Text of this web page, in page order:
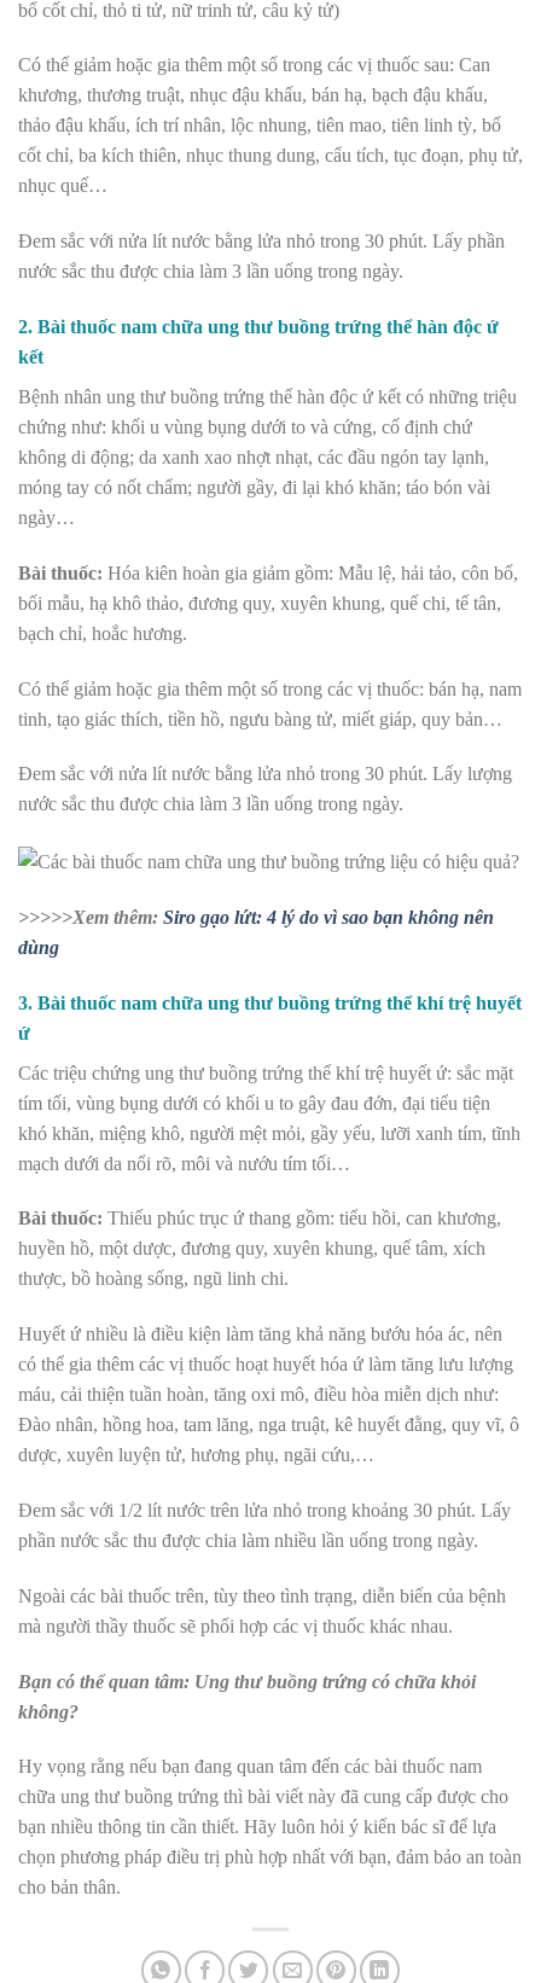
bổ cốt chỉ, thỏ ti tử, nữ trinh tử, câu kỷ tử)
Có thể giảm hoặc gia thêm một số trong các vị thuốc sau: Can
khương, thương truật, nhục đậu khấu, bán hạ, bạch đậu khấu,
thảo đậu khấu, ích trí nhân, lộc nhung, tiên mao, tiên linh tỳ, bổ
cốt chỉ, ba kích thiên, nhục thung dung, cẩu tích, tục đoạn, phụ tử,
nhục quế…
Đem sắc với nửa lít nước bằng lửa nhỏ trong 30 phút. Lấy phần
nước sắc thu được chia làm 3 lần uống trong ngày.
2. Bài thuốc nam chữa ung thư buồng trứng thể hàn độc ứ
kết
Bệnh nhân ung thư buồng trứng thể hàn độc ứ kết có những triệu
chứng như: khối u vùng bụng dưới to và cứng, cố định chứ
không di động; da xanh xao nhợt nhạt, các đầu ngón tay lạnh,
móng tay có nốt chẩm; người gầy, đi lại khó khăn; táo bón vài
ngày…
Bài thuốc: Hóa kiên hoàn gia giảm gồm: Mẫu lệ, hải tảo, côn bố,
bối mẫu, hạ khô thảo, đương quy, xuyên khung, quế chi, tế tân,
bạch chỉ, hoắc hương.
Có thể giảm hoặc gia thêm một số trong các vị thuốc: bán hạ, nam
tinh, tạo giác thích, tiền hồ, ngưu bàng tử, miết giáp, quy bản…
Đem sắc với nửa lít nước bằng lửa nhỏ trong 30 phút. Lấy lượng
nước sắc thu được chia làm 3 lần uống trong ngày.
>>>>>Xem thêm: Siro gạo lứt: 4 lý do vì sao bạn không nên
dùng
3. Bài thuốc nam chữa ung thư buồng trứng thể khí trệ huyết
ứ
Các triệu chứng ung thư buồng trứng thể khí trệ huyết ứ: sắc mặt
tím tối, vùng bụng dưới có khối u to gây đau đớn, đại tiểu tiện
khó khăn, miệng khô, người mệt mỏi, gầy yếu, lưỡi xanh tím, tĩnh
mạch dưới da nổi rõ, môi và nướu tím tối…
Bài thuốc: Thiếu phúc trục ứ thang gồm: tiểu hồi, can khương,
huyền hồ, một dược, đương quy, xuyên khung, quế tâm, xích
thược, bồ hoàng sống, ngũ linh chi.
Huyết ứ nhiều là điều kiện làm tăng khả năng bướu hóa ác, nên
có thể gia thêm các vị thuốc hoạt huyết hóa ứ làm tăng lưu lượng
máu, cải thiện tuần hoàn, tăng oxi mô, điều hòa miễn dịch như:
Đào nhân, hồng hoa, tam lăng, nga truật, kê huyết đằng, quy vĩ, ô
dược, xuyên luyện tử, hương phụ, ngãi cứu,…
Đem sắc với 1/2 lít nước trên lửa nhỏ trong khoảng 30 phút. Lấy
phần nước sắc thu được chia làm nhiều lần uống trong ngày.
Ngoài các bài thuốc trên, tùy theo tình trạng, diễn biến của bệnh
mà người thầy thuốc sẽ phối hợp các vị thuốc khác nhau.
Bạn có thể quan tâm: Ung thư buồng trứng có chữa khỏi
không?
Hy vọng rằng nếu bạn đang quan tâm đến các bài thuốc nam
chữa ung thư buồng trứng thì bài viết này đã cung cấp được cho
bạn nhiều thông tin cần thiết. Hãy luôn hỏi ý kiến bác sĩ để lựa
chọn phương pháp điều trị phù hợp nhất với bạn, đảm bảo an toàn
cho bản thân.